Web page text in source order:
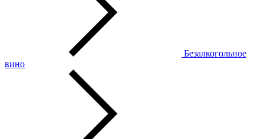
Безалкогольное
вино